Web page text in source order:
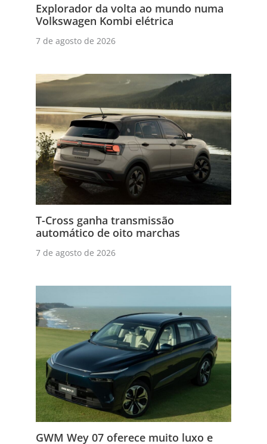
Explorador da volta ao mundo numa
Volkswagen Kombi elétrica
7 de agosto de 2026
T-Cross ganha transmissão
automático de oito marchas
7 de agosto de 2026
GWM Wey 07 oferece muito luxo e